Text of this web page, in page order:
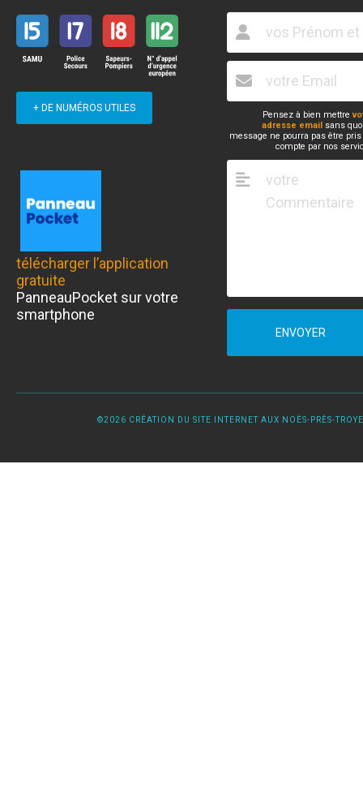
+ DE NUMÉROS UTILES
télécharger l’application
gratuite
PanneauPocket sur votre
smartphone
Pensez à bien mettre
adresse email sans
message ne pourra pas être
compte par nos
ENVOYER
©2026 CRÉATION DU SITE INTERNET AUX NOËS-PRÈS-